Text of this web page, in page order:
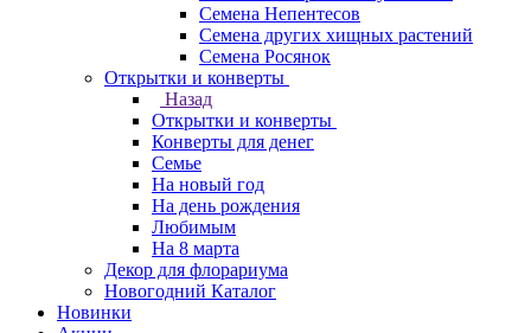
Семена Непентесов
Семена других хищных растений
Семена Росянок
Открытки и конверты
Назад
Открытки и конверты
Конверты для денег
Семье
На новый год
На день рождения
Любимым
На 8 марта
Декор для флорариума
Новогодний Каталог
Новинки